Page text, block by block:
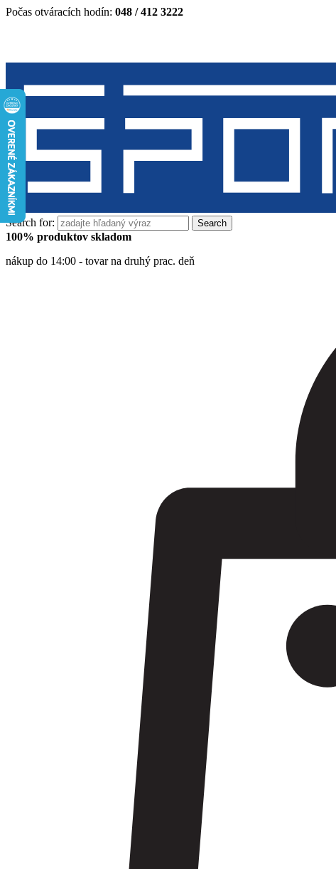
Počas otváracích hodín: 048 / 412 3222
Search for:
100% produktov skladom
nákup do 14:00 - tovar na druhý prac. deň